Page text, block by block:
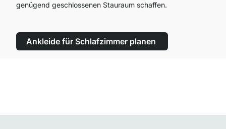
genügend geschlossenen Stauraum schaffen.
Ankleide für Schlafzimmer planen